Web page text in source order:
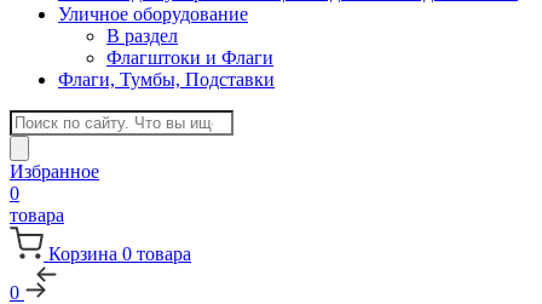
Уличное оборудование
В раздел
Флагштоки и Флаги
Флаги, Тумбы, Подставки
Поиск
товаров
Избранное
0
товара
Корзина 0 товара
0